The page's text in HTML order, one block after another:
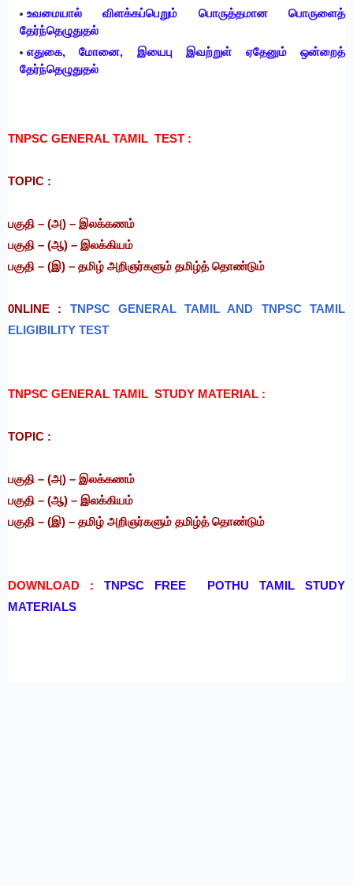
உவமையால் விளக்கப்பெறும் பொருத்தமான பொருளைத்
தேர்ந்தெழுதுதல்
எதுகை, மோனை, இயைபு இவற்றுள் ஏதேனும் ஒன்றைத்
தேர்ந்தெழுதுதல்
TNPSC GENERAL TAMIL TEST :
TOPIC :
பகுதி – (அ) – இலக்கணம்
பகுதி – (ஆ) – இலக்கியம்
பகுதி – (இ) – தமிழ் அறிஞர்களும் தமிழ்த் தொண்டும்
0NLINE : TNPSC GENERAL TAMIL AND TNPSC TAMIL
ELIGIBILITY TEST
TNPSC GENERAL TAMIL STUDY MATERIAL :
TOPIC :
பகுதி – (அ) – இலக்கணம்
பகுதி – (ஆ) – இலக்கியம்
பகுதி – (இ) – தமிழ் அறிஞர்களும் தமிழ்த் தொண்டும்
DOWNLOAD :
TNPSC FREE POTHU TAMIL STUDY
MATERIALS